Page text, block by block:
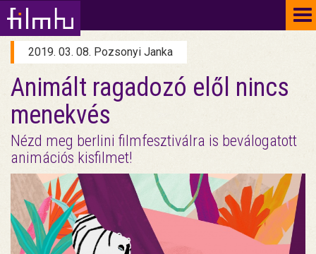
2019. 03. 08. Pozsonyi Janka
Animált ragadozó elől nincs
menekvés
Nézd meg berlini filmfesztiválra is beválogatott
animációs kisfilmet!